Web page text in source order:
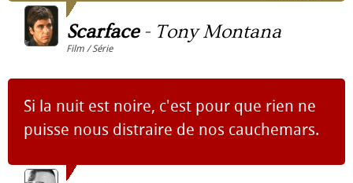
Scarface- Tony Montana
Film / Série
Si la nuit est noire, c'est pour que rien ne
puisse nous distraire de nos cauchemars.